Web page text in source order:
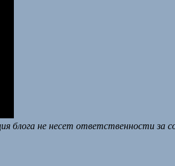
блога не несет ответственности за